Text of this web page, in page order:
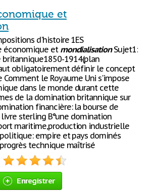
et
d'histoire 1ES
économique et mondialisationSujet1:
britannique1850-1914(plan
obligatoirement définir le concept
Comment le Royaume Uni s'impose
dans le monde durant cette
de la domination britannique sur
financière: la bourse de
livre sterling B°une domination
maritime,production industrielle
empire et pays dominés
progrès technique maîtrisé
Enregistrer